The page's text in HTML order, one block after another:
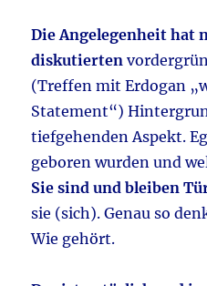
Die Angelegenheit hat
diskutierten
(Treffen mit Erdogan
Statement“)
tiefgehenden Aspekt.
geboren wurden und
Sie sind und bleiben
sie (sich). Genau so
Wie gehört.